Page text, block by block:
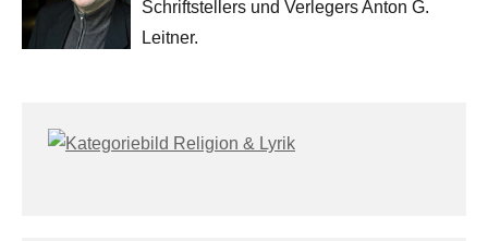
Schriftstellers und Verlegers Anton G.
Leitner.